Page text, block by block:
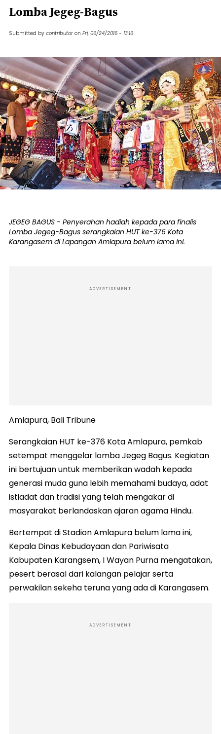
Lomba Jegeg-Bagus
Submitted by contributor on Fri, 06/24/2016 - 13:16
JEGEG BAGUS - Penyerahan hadiah kepada para finalis
Lomba Jegeg-Bagus serangkaian HUT ke-376 Kota
Karangasem di Lapangan Amlapura belum lama ini.
ADVERTISEMENT
Amlapura, Bali Tribune
Serangkaian HUT ke-376 Kota Amlapura, pemkab
setempat menggelar lomba Jegeg Bagus. Kegiatan
ini bertujuan untuk memberikan wadah kepada
generasi muda guna lebih memahami budaya, adat
istiadat dan tradisi yang telah mengakar di
masyarakat berlandaskan ajaran agama Hindu.
Bertempat di Stadion Amlapura belum lama ini,
Kepala Dinas Kebudayaan dan Pariwisata
Kabupaten Karangsem, I Wayan Purna mengatakan,
pesert berasal dari kalangan pelajar serta
perwakilan sekeha teruna yang ada di Karangasem.
ADVERTISEMENT